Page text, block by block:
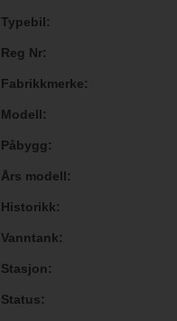
Typebil
Reg Nr
Fabrikkmerke
Modell
Påbygg
Års modell
Historikk
Vanntank
Stasjon
Status